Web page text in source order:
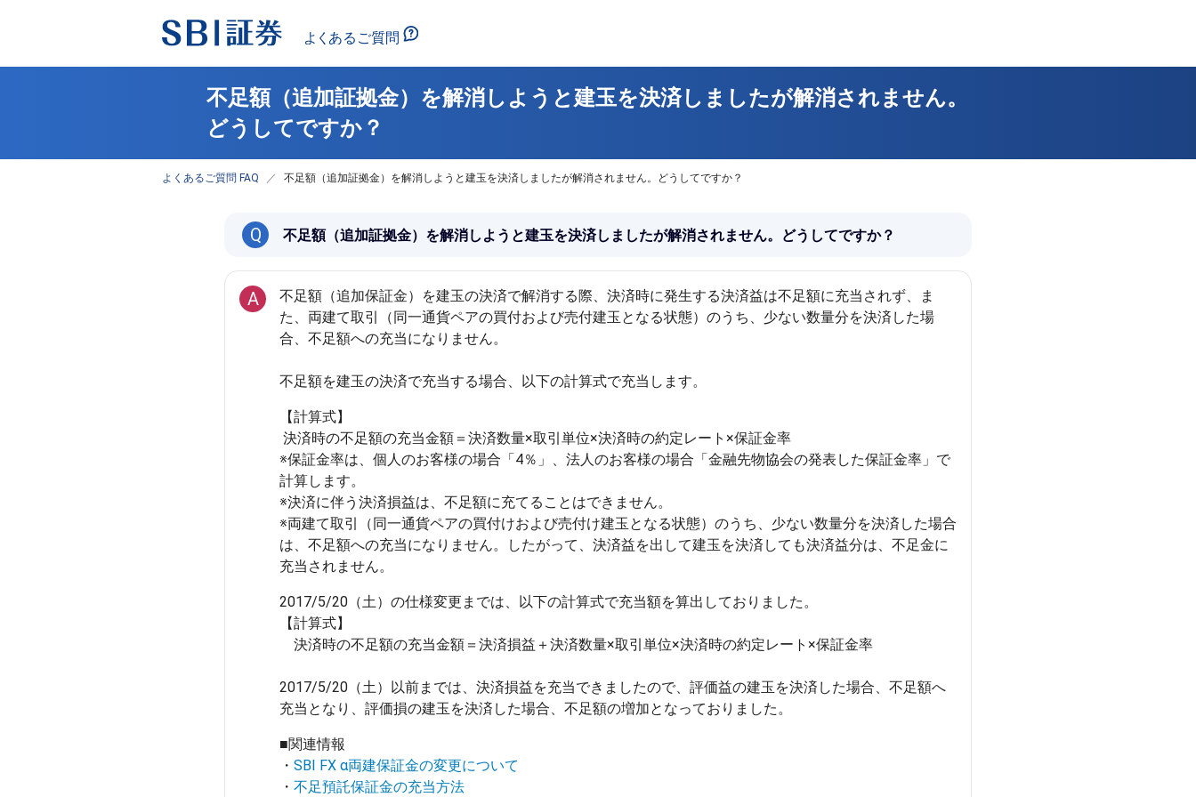
不足額（追加証拠金）を解消しようと建玉を決済しましたが解消されません。
どうしてですか？
よくあるご質問 FAQ 不足額（追加証拠金）を解消しようと建玉を決済しましたが解消されません。どうしてですか？
Q 不足額（追加証拠金）を解消しようと建玉を決済しましたが解消されません。どうしてですか？
A
不足額（追加保証金）を建玉の決済で解消する際、決済時に発生する決済益は不足額に充当されず、ま
た、両建て取引（同一通貨ペアの買付および売付建玉となる状態）のうち、少ない数量分を決済した場
合、不足額への充当になりません。
【計算式】
※保証金率は、個人のお客様の場合「4％」、法人のお客様の場合「金融先物協会の発表した保証金率」で
計算します。
※決済に伴う決済損益は、不足額に充てることはできません。
※両建て取引（同一通貨ペアの買付けおよび売付け建玉となる状態）のうち、少ない数量分を決済した場合
は、不足額への充当になりません。したがって、決済益を出して建玉を決済しても決済益分は、不足金に
2017/5/20（土）の仕様変更までは、以下の計算式で充当額を算出しておりました。
【計算式】
決済時の不足額の充当金額＝決済損益＋決済数量×取引単位×決済時の約定レート×保証金率
2017/5/20（土）以前までは、決済損益を充当できましたので、評価益の建玉を決済した場合、不足額へ
■関連情報
・ SBI FX α両建保証金の変更について
・ 不足預託保証金の充当方法